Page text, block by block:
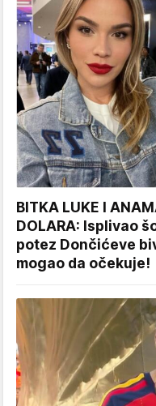
BITKA LUKE I
DOLARA: Isplivao
potez Dončićeve
mogao da očekuje!